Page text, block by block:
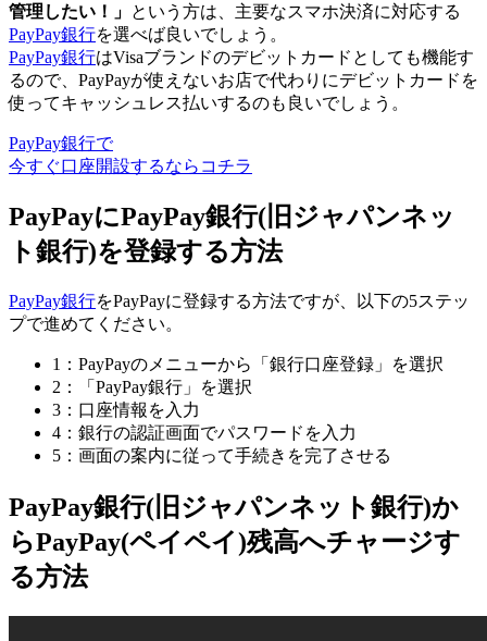
管理したい！」 という方は、主要なスマホ決済に対応する
PayPay銀行を選べば良いでしょう。
PayPay銀行はVisaブランドのデビットカードとしても機能す
るので、PayPayが使えないお店で代わりにデビットカードを
使ってキャッシュレス払いするのも良いでしょう。
PayPay銀行で
今すぐ口座開設するならコチラ
PayPayにPayPay銀行(旧ジャパンネッ
ト銀行)を登録する方法
PayPay銀行をPayPayに登録する方法ですが、以下の5ステッ
プで進めてください。
1：PayPayのメニューから「銀行口座登録」を選択
2：「PayPay銀行」を選択
3：口座情報を入力
4：銀行の認証画面でパスワードを入力
5：画面の案内に従って手続きを完了させる
PayPay銀行(旧ジャパンネット銀行)か
らPayPay(ペイペイ)残高へチャージす
る方法